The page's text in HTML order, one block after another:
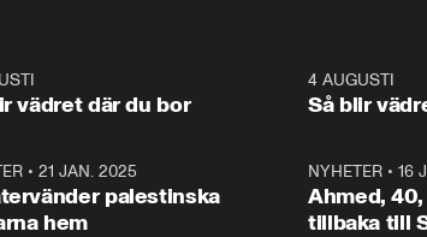
– Vi ställer upp i val. Ska vi
vara med så sitter vi förstås
kommentator My
Rohwedder
utbildnings-
Mohamsson till
vädret där du bor
4 AUGUSTI
Så blir
•21 JAN. 2025
palestinska
hem
NYHETER• 16
Ahmed, 40,
tillbaka till